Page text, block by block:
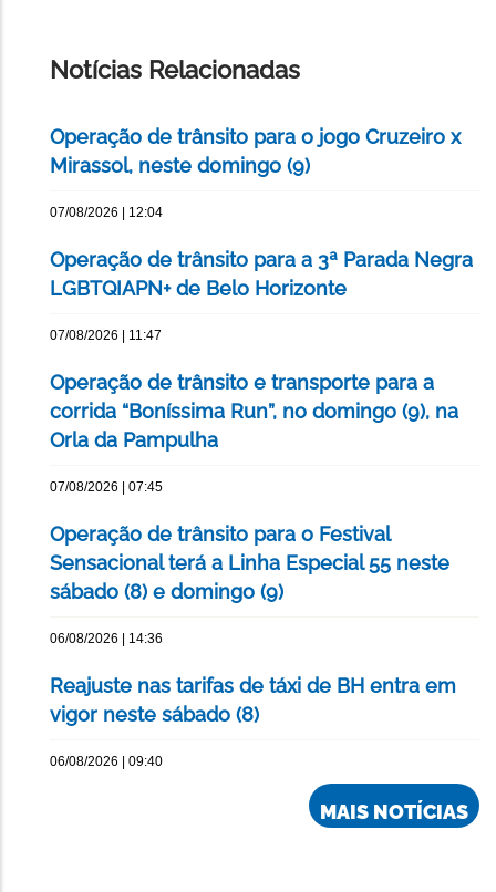
Notícias Relacionadas
Operação de trânsito para o jogo Cruzeiro x
Mirassol, neste domingo (9)
07/08/2026 | 12:04
Operação de trânsito para a 3ª Parada Negra
LGBTQIAPN+ de Belo Horizonte
07/08/2026 | 11:47
Operação de trânsito e transporte para a
corrida “Boníssima Run”, no domingo (9), na
Orla da Pampulha
07/08/2026 | 07:45
Operação de trânsito para o Festival
Sensacional terá a Linha Especial 55 neste
sábado (8) e domingo (9)
06/08/2026 | 14:36
Reajuste nas tarifas de táxi de BH entra em
vigor neste sábado (8)
06/08/2026 | 09:40
MAIS NOTÍCIAS